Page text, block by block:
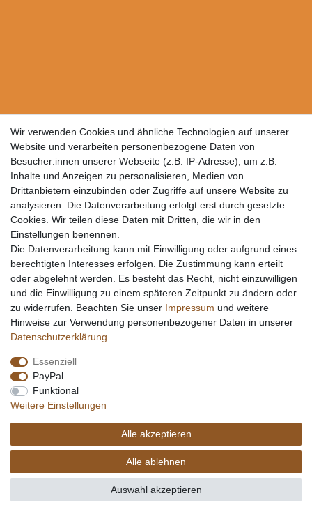
Wir verwenden Cookies und ähnliche Technologien auf unserer
Website und verarbeiten personenbezogene Daten von
Besucher:innen unserer Webseite (z.B. IP-Adresse), um z.B.
Inhalte und Anzeigen zu personalisieren, Medien von
Drittanbietern einzubinden oder Zugriffe auf unsere Website zu
analysieren. Die Datenverarbeitung erfolgt erst durch gesetzte
Cookies. Wir teilen diese Daten mit Dritten, die wir in den
Einstellungen benennen.
Die Datenverarbeitung kann mit Einwilligung oder aufgrund eines
berechtigten Interesses erfolgen. Die Zustimmung kann erteilt
oder abgelehnt werden. Es besteht das Recht, nicht einzuwilligen
und die Einwilligung zu einem späteren Zeitpunkt zu ändern oder
zu widerrufen. Beachten Sie unser Impressum und weitere
Hinweise zur Verwendung personenbezogener Daten in unserer
Daten­schutz­erklärung
Essenziell
PayPal
Funktional
Weitere Einstellungen
Alle akzeptieren
Alle ablehnen
Auswahl akzeptieren